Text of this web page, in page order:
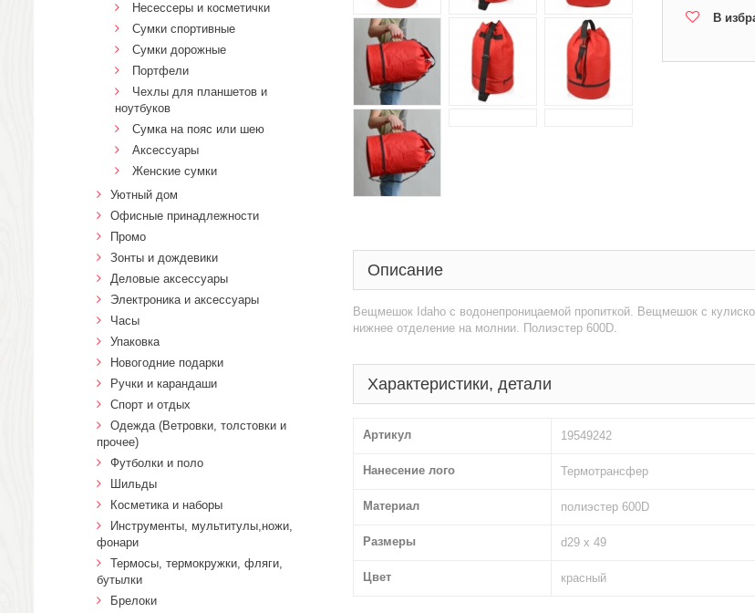
В
Описание
Вещмешок Idaho с водонепроницаемой пропиткой. Вещмешок с
нижнее отделение на молнии. Полиэстер 600D.
Характеристики, детали
Артикул 19549242
Нанесение лого Термотрансфер
Материал полиэстер 600D
Размеры d29 х 49
Цвет красный
Несессеры и косметички
Сумки спортивные
Сумки дорожные
Портфели
Чехлы для планшетов и
ноутбуков
Сумка на пояс или шею
Аксессуары
Женские сумки
Уютный дом
Офисные принадлежности
Промо
Зонты и дождевики
Деловые аксессуары
Электроника и аксессуары
Часы
Упаковка
Новогодние подарки
Ручки и карандаши
Спорт и отдых
Одежда (Ветровки, толстовки и
прочее)
Футболки и поло
Шильды
Косметика и наборы
Инструменты, мультитулы,ножи,
фонари
Термосы, термокружки, фляги,
бутылки
Брелоки